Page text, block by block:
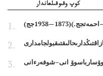
كوپ وقىوقىلعاندار
انى–شوفەرءانى